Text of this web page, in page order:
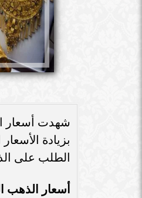
بزيادة
الطلب على
أسعار الذهب